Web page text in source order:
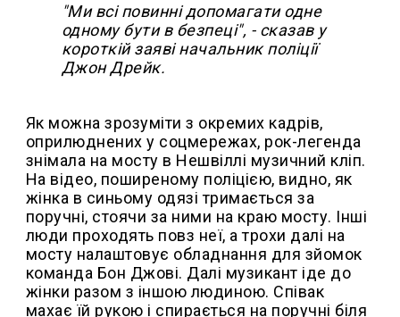
"Ми всі повинні допомагати одне
одному бути в безпеці", - сказав у
короткій заяві начальник поліції
Джон Дрейк.
Як можна зрозуміти з окремих кадрів,
оприлюднених у соцмережах, рок-легенда
знімала на мосту в Нешвіллі музичний кліп.
На відео, поширеному поліцією, видно, як
жінка в синьому одязі тримається за
поручні, стоячи за ними на краю мосту. Інші
люди проходять повз неї, а трохи далі на
мосту налаштовує обладнання для зйомок
команда Бон Джові. Далі музикант іде до
жінки разом з іншою людиною. Співак
махає їй рукою і спирається на поручні біля